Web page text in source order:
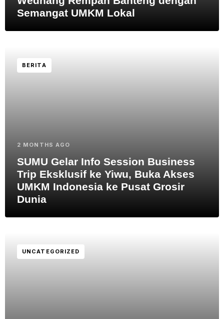
Semangat UMKM Lokal
BERITA
2 MONTHS AGO
SUMU Gelar Info Session Business
Trip Eksklusif ke Yiwu, Buka Akses
UMKM Indonesia ke Pusat Grosir
Dunia
UNCATEGORIZED